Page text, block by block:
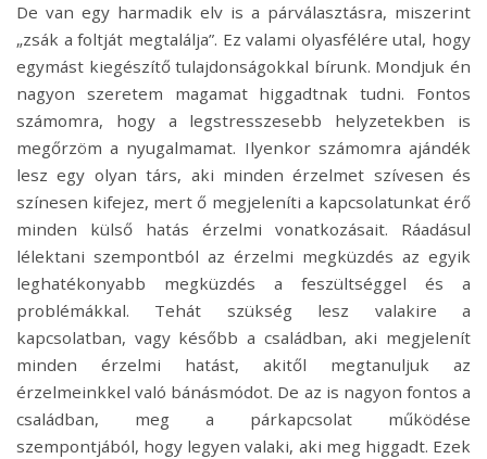
De van egy harmadik elv is a párválasztásra, miszerint
„zsák a foltját megtalálja”. Ez valami olyasfélére utal, hogy
egymást kiegészítő tulajdonságokkal bírunk. Mondjuk én
nagyon szeretem magamat higgadtnak tudni. Fontos
számomra, hogy a legstresszesebb helyzetekben is
megőrzöm a nyugalmamat. Ilyenkor számomra ajándék
lesz egy olyan társ, aki minden érzelmet szívesen és
színesen kifejez, mert ő megjeleníti a kapcsolatunkat érő
minden külső hatás érzelmi vonatkozásait. Ráadásul
lélektani szempontból az érzelmi megküzdés az egyik
leghatékonyabb megküzdés a feszültséggel és a
problémákkal. Tehát szükség lesz valakire a
kapcsolatban, vagy később a családban, aki megjelenít
minden érzelmi hatást, akitől megtanuljuk az
érzelmeinkkel való bánásmódot. De az is nagyon fontos a
családban, meg a párkapcsolat működése
szempontjából, hogy legyen valaki, aki meg higgadt. Ezek